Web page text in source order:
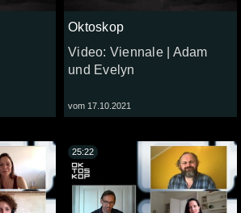
Oktoskop
Video: Viennale | Adam
und Evelyn
vom 17.10.2021
25:22